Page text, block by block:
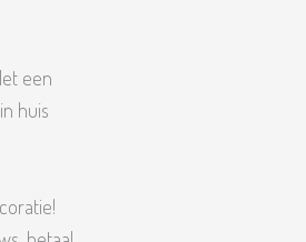
een
huis